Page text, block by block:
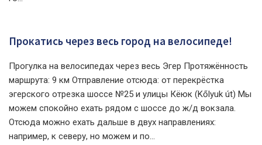
Прокатись через весь город на велосипеде!
Прогулка на велосипедах через весь Эгер Протяжённость
маршрута: 9 км Отправление отсюда: от перекрёстка
эгерского отрезка шоссе №25 и улицы Кёюк (Kőlyuk út) Мы
можем спокойно ехать рядом с шоссе до ж/д вокзала.
Отсюда можно ехать дальше в двух направлениях:
например, к северу, но можем и по...